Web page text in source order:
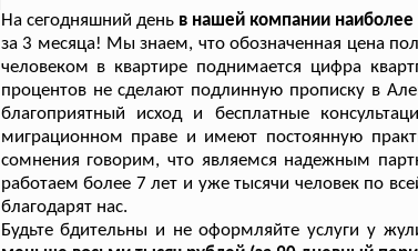
На сегодняшний деньв нашей компании наиболее
за 3 месяца! Мы знаем, что обозначенная цена
человеком в квартире поднимается цифра
процентов не сделают подлинную прописку в
благоприятный исход и бесплатные
миграционном праве и имеют постоянную
сомнения говорим, что являемся надежным
работаем более 7 лет и уже тысячи человек по
благодарят нас.
Будьте бдительны и не оформляйте услуги у